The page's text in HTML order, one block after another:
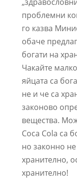
проблемни
го казва
обаче
богати на
Чакайте
яйцата са
не и че са
законово
вещества.
Coca Cola са
но законно
хранително,
хранително!